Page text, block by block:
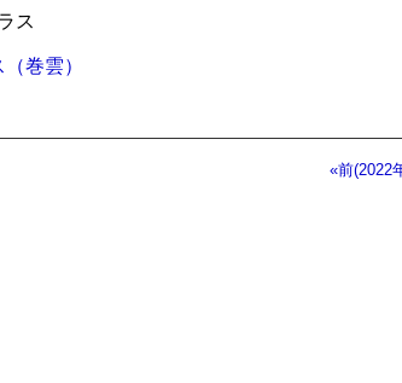
ス
巻雲）
«前(2022